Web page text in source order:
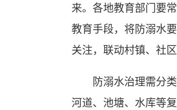
来。各地教育部门要
教育手段，将防溺水
关注，联动村镇、社
防溺水治理需分类
河道、池塘、水库等